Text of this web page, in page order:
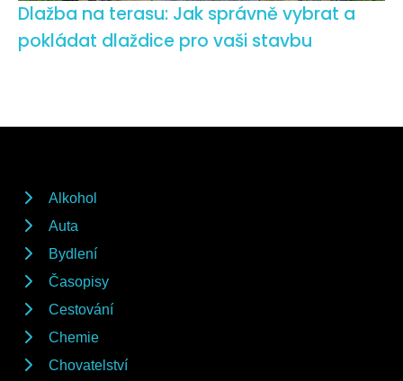
Dlažba na terasu: Jak správně vybrat a
pokládat dlaždice pro vaši stavbu
Alkohol
Auta
Bydlení
Časopisy
Cestování
Chemie
Chovatelství